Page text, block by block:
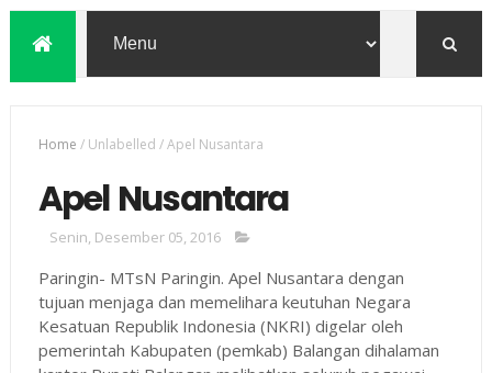
Home /Unlabelled /Apel Nusantara
Apel Nusantara
Senin, Desember 05, 2016
Paringin- MTsN Paringin. Apel Nusantara dengan
tujuan menjaga dan memelihara keutuhan Negara
Kesatuan Republik Indonesia (NKRI) digelar oleh
pemerintah Kabupaten (pemkab) Balangan dihalaman